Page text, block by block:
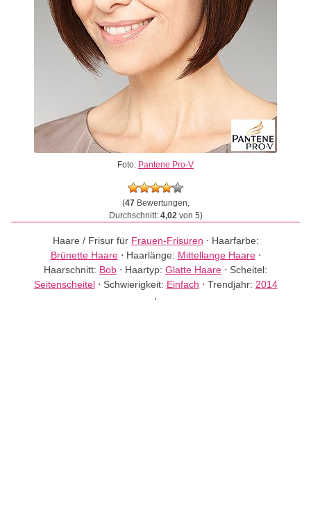
Foto: Pantene Pro-V
(47Bewertungen,
Durchschnitt: 4,02von 5)
Haare / Frisur für Frauen-Frisuren ⋅ Haarfarbe:
Brünette Haare⋅ Haarlänge: Mittellange Haare⋅
Haarschnitt: Bob ⋅ Haartyp: Glatte Haare ⋅ Scheitel:
Seitenscheitel⋅ Schwierigkeit: Einfach ⋅ Trendjahr: 2014
⋅